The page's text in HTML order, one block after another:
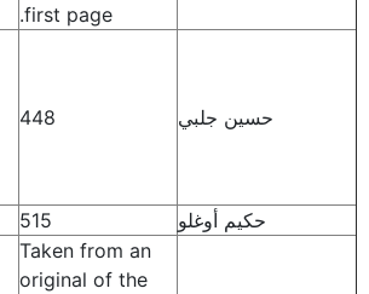
first page.
حسين جلبي 448
حكيم أوغلو
515
Taken from an
original of the